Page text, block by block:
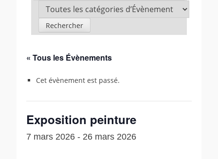
« Tous les Évènements
Cet évènement est passé.
Exposition peinture
7 mars 2026 - 26 mars 2026